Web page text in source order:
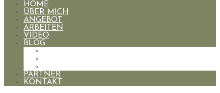
HOME
ÜBER MICH
ANGEBOT
ARBEITEN
VIDEO
BLOG
PARTNER
KONTAKT